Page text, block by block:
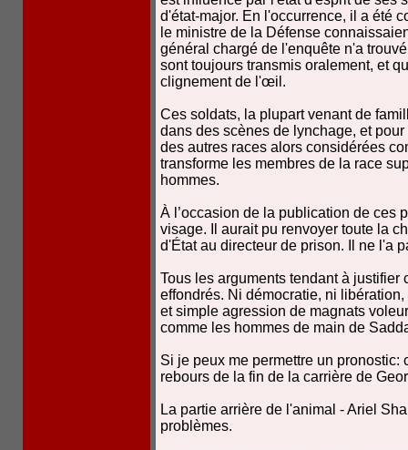
d'état-major. En l'occurrence, il a été
le ministre de la Défense
général chargé de l'enquête n'a
sont toujours transmis oralement, et
clignement de l'œil.
Ces soldats, la plupart venant de
dans des scènes de lynchage, et
des autres races alors considérées
transforme les membres de la race
hommes.
À l’occasion de la publication de ces
visage. Il aurait pu renvoyer toute la
d'État au directeur de prison. Il ne l'a
Tous les arguments tendant à justifier
effondrés. Ni démocratie, ni
et simple agression de magnats
comme les hommes de main de
Si je peux me permettre un
rebours de la fin de la carrière de
La partie arrière de l'animal - Ariel
problèmes.